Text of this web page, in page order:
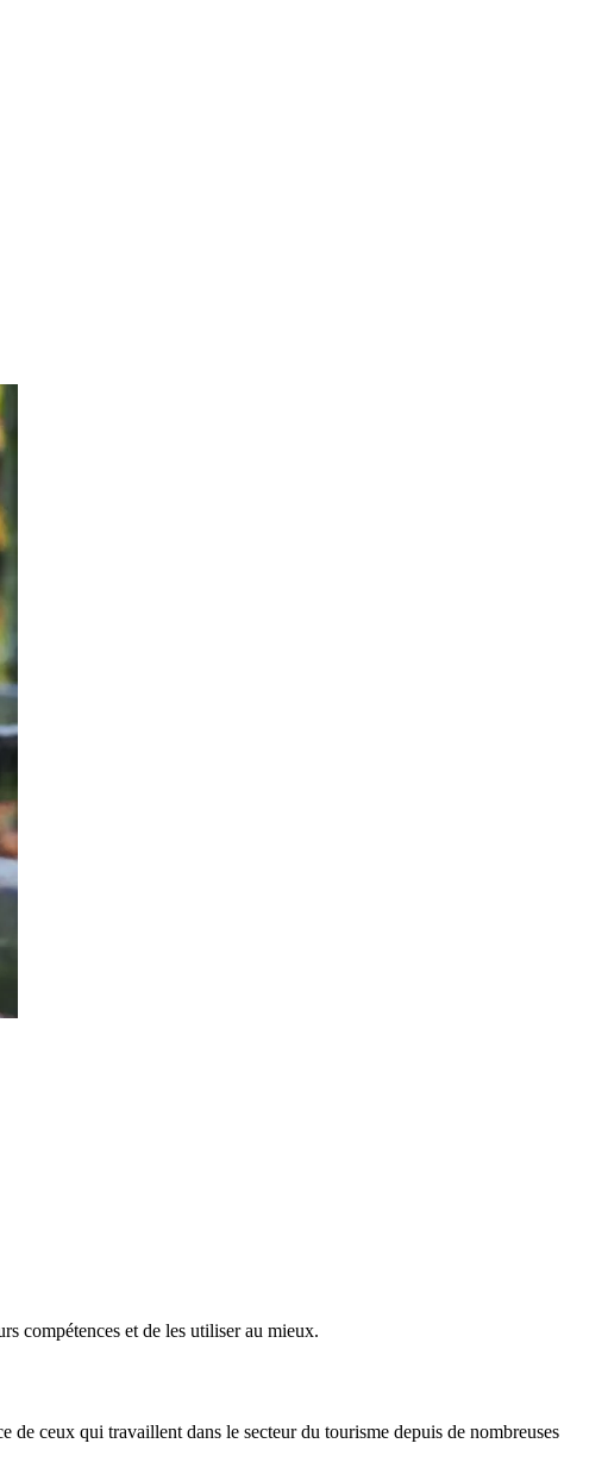
compétences et de les utiliser au mieux.
de ceux qui travaillent dans le secteur du tourisme depuis de nombreuses